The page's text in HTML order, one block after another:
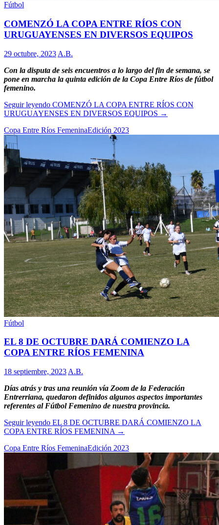
Fútbol
COMENZÓ LA COPA ENTRE RÍOS CON
URUGUAYENSES EN DIVERSOS EQUIPOS
29 octubre, 2023 A.B.
Con la disputa de seis encuentros a lo largo del fin de semana, se
pone en marcha la quinta edición de la Copa Entre Ríos de fútbol
femenino.
Seguir leyendo COMENZÓ LA COPA ENTRE RÍOS CON
URUGUAYENSES EN DIVERSOS EQUIPOS →
Copa Entre Ríos FemeninaEdición 2023
Fútbol
EL 8 DE OCTUBRE DARÁ COMIENZO LA
COPA ENTRE RÍOS FEMENINA
18 septiembre, 2023 A.B.
Días atrás y tras una reunión vía Zoom de la Federación
Entrerriana, quedaron definidos algunos aspectos importantes
referentes al Fútbol Femenino de nuestra provincia.
Seguir leyendo EL 8 DE OCTUBRE DARÁ COMIENZO LA
COPA ENTRE RÍOS FEMENINA →
Copa Entre Ríos FemeninaEdición 2023